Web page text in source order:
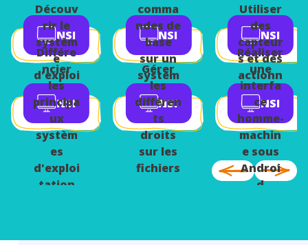
NSI
Découv
rir le
systèm
e
d'exploi
tation
NSI
Différe
ncier
les
principa
ux
systèm
es
d'exploi
tation
NSI
comma
ndes de
base
sur un
systèm
e
d'exploi
tation
NSI
Gérer
les
différen
ts
droits
sur les
fichiers
NSI
Utiliser
des
capteur
s et des
actionn
eurs
NSI
Réaliser
une
interfa
ce
homme-
machin
e sous
Androi
d